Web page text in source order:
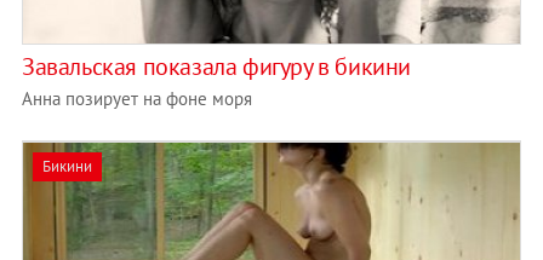
Завальская показала фигуру в бикини
Анна позирует на фоне моря
Бикини